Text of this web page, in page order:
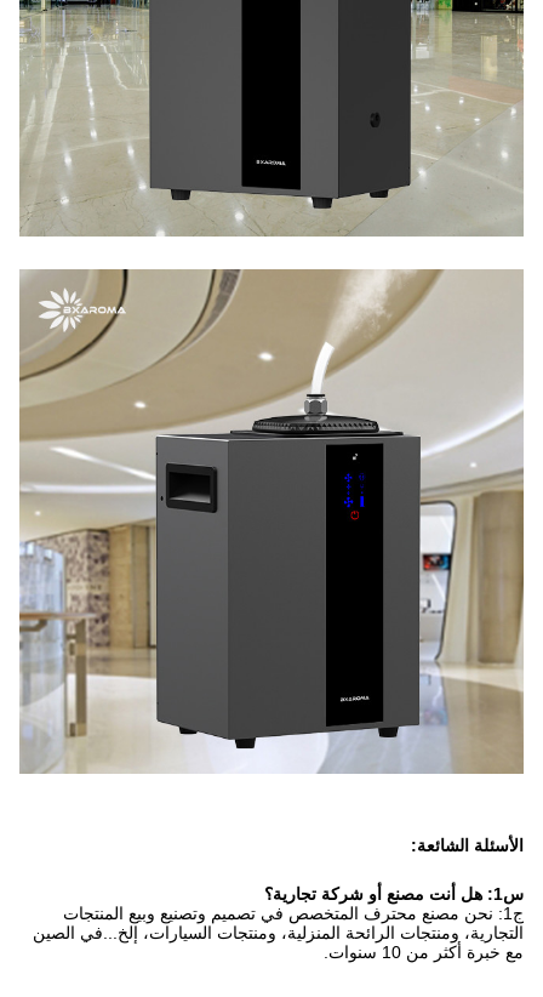
الأسئلة الشائعة:
س1: هل أنت مصنع أو شركة تجارية؟
ج1: نحن مصنع محترف المتخصص في تصميم وتصنيع وبيع المنتجات
التجارية، ومنتجات الرائحة المنزلية، ومنتجات السيارات، إلخ...في الصين
مع خبرة أكثر من 10 سنوات.